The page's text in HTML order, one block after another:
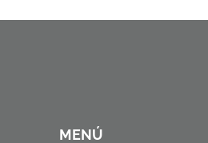
MENÚ